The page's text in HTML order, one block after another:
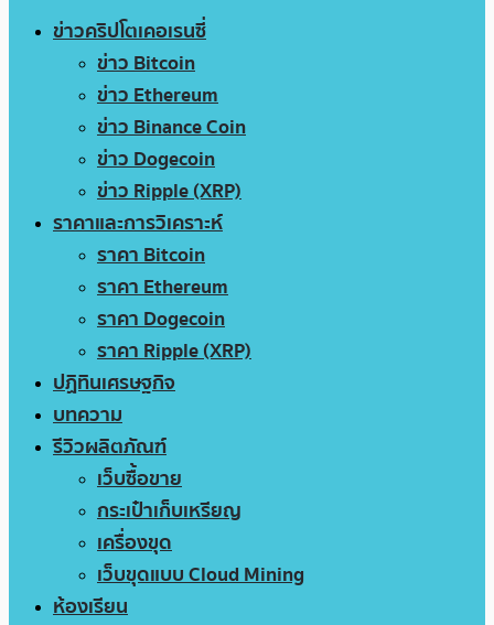
ข่าวคริปโตเคอเรนซี่
ข่าว Bitcoin
ข่าว Ethereum
ข่าว Binance Coin
ข่าว Dogecoin
ข่าว Ripple (XRP)
ราคาและการวิเคราะห์
ราคา Bitcoin
ราคา Ethereum
ราคา Dogecoin
ราคา Ripple (XRP)
ปฏิทินเศรษฐกิจ
บทความ
รีวิวผลิตภัณฑ์
เว็บซื้อขาย
กระเป๋าเก็บเหรียญ
เครื่องขุด
เว็บขุดแบบ Cloud Mining
ห้องเรียน